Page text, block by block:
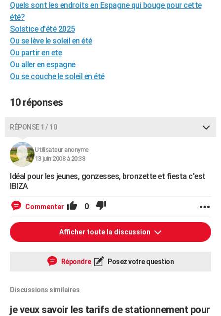
Alimentation
Guide de la santé
Maladies
Médicaments
Sommeil
VOYAGE
Destinations
City break
Voyage nature
Voyage de noces
Forum
Climat
+PHOTO
GUIDES D'ACHAT
BONS PLANS
Carte de Noël
Carte Bonne année
Carte Saint-Valentin
Carte Pâques
Carte d'anniversaire
Dictionnaire
Biographies
Citations
Expressions
Proverbes
PROGRAMME TV
COPAINS D'AVANT
AVIS DE DÉCÈS
Bricolage
Lifestyle
Culture
Sport
Auto
Television
Voyage
Cinema
Quels sont les endroits en Espagne qui bouge pour cette
été?
Solstice d'été 2025
Ou se lève le soleil en été
Ou partir en ete
Ou aller en espagne
Ou se couche le soleil en été
10 réponses
RÉPONSE 1 / 10
Utilisateur anonyme
13 juin 2008 à 20:38
Idéal pour les jeunes, gonzesses, bronzette et fiesta c'est
IBIZA
Commenter 0
Afficher toute la discussion
Répondre Posez votre question
Discussions similaires
je veux savoir les tarifs de stationnement pour